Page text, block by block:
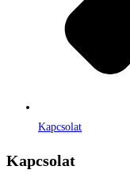
Kapcsolat
Kapcsolat